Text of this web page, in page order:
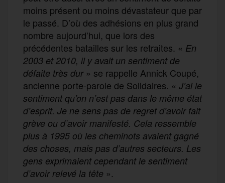
moins présent ou moins dévastateur que par
le passé. D’où des adhésions en plus grand
nombre aujourd’hui, que lors des
précédentes batailles sur les retraites. « En
2003 et 2010, il y avait un sentiment de
défaite très dur» se rappelle Annick Coupé,
ancienne porte-parole de Solidaires. « J’ai le
sentiment qu’on n’est pas dans le même état
d’esprit. Je ne sens pas de regret d’avoir fait
grève ou d’avoir manifesté. Cela ressemble
plus à 1995 où les cheminots avaient gagné
des choses, mais pas d’autres secteurs. Les
gens exprimaient cependant le sentiment
d’avoir relevé la tête ».